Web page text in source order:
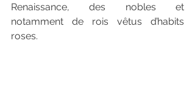
Renaissance, des nobles et
notamment de rois vêtus d’habits
roses.